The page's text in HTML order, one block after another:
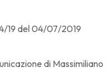
19 del 04/07/2019
di Massimiliano